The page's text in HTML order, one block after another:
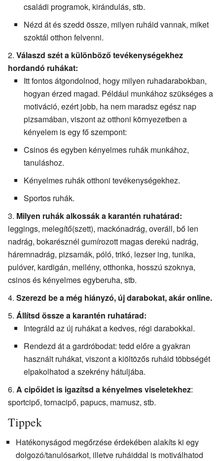
családi programok, kirándulás, stb.
Nézd át és szedd össze, milyen ruháid vannak, miket
szoktál otthon felvenni.
Válaszd szét a különböző tevékenységekhez
hordandó ruhákat:
Itt fontos átgondolnod, hogy milyen ruhadarabokban,
hogyan érzed magad. Például munkához szükséges a
motiváció, ezért jobb, ha nem maradsz egész nap
pizsamában, viszont az otthoni környezetben a
kényelem is egy fő szempont:
Csinos és egyben kényelmes ruhák munkához,
tanuláshoz.
Kényelmes ruhák otthoni tevékenységekhez.
Sportos ruhák.
Milyen ruhák alkossák a karantén ruhatárad:
leggings, melegítő(szett), mackónadrág, overáll, bő len
nadrág, bokarésznél gumírozott magas derekú nadrág,
háremnadrág, pizsamák, póló, trikó, lezser ing, tunika,
pulóver, kardigán, mellény, otthonka, hosszú szoknya,
csinos és kényelmes egyberuha, stb.
Szerezd be a még hiányzó, új darabokat, akár online.
Állítsd össze a karantén ruhatárad:
Integráld az új ruhákat a kedves, régi darabokkal.
Rendezd át a gardróbodat: tedd előre a gyakran
használt ruhákat, viszont a kiöltözős ruháid többségét
elpakolhatod a szekrény hátuljába.
A cipőidet is igazítsd a kényelmes viseletekhez:
sportcipő, tornacipő, papucs, mamusz, stb.
Tippek
Hatékonyságod megőrzése érdekében alakíts ki egy
dolgozó/tanulósarkot, illetve ruháiddal is motiválhatod